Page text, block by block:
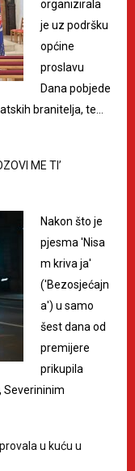
organizirala
je uz podršku
općine
proslavu
Dana pobjede
branitelja, te…
ME TI’
Nakon što je
pjesma 'Nisa
m kriva ja'
('Bezosjećajn
a') u samo
šest dana od
premijere
prikupila
Severininim
u kuću u